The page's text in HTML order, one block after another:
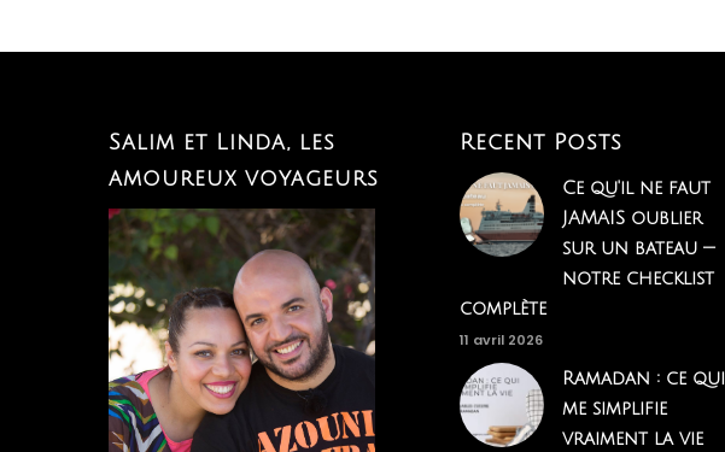
Salim et Linda, les
amoureux voyageurs
Recent Posts
Ce qu'il ne faut
JAMAIS oublier
sur un bateau —
notre checklist
complète
11 avril 2026
Ramadan : ce qui
me simplifie
vraiment la vie